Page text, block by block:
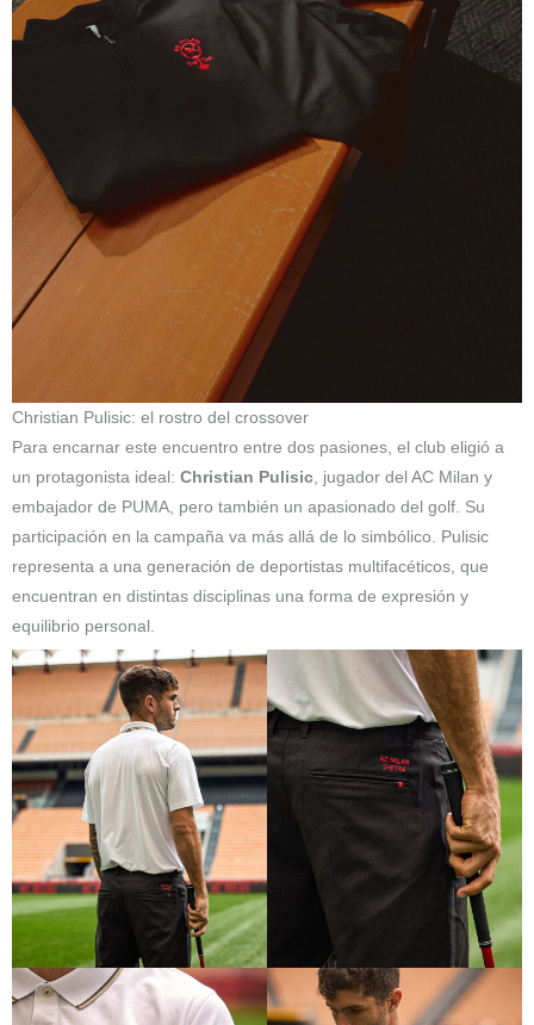
Christian Pulisic: el rostro del crossover
Para encarnar este encuentro entre dos pasiones, el club eligió a
un protagonista ideal: Christian Pulisic, jugador del AC Milan y
embajador de PUMA, pero también un apasionado del golf. Su
participación en la campaña va más allá de lo simbólico. Pulisic
representa a una generación de deportistas multifacéticos, que
encuentran en distintas disciplinas una forma de expresión y
equilibrio personal.